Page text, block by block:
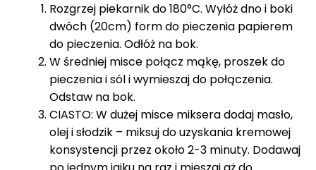
Rozgrzej piekarnik do 180°C. Wyłóż dno i boki
dwóch (20cm) form do pieczenia papierem
do pieczenia. Odłóż na bok.
W średniej misce połącz mąkę, proszek do
pieczenia i sól i wymieszaj do połączenia.
Odstaw na bok.
CIASTO: W dużej misce miksera dodaj masło,
olej i słodzik – miksuj do uzyskania kremowej
konsystencji przez około 2-3 minuty. Dodawaj